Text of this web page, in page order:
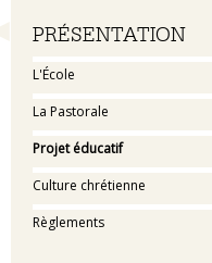
Navigation
PRÉSENTATION
L'École
La Pastorale
Projet éducatif
Culture chrétienne
Règlements